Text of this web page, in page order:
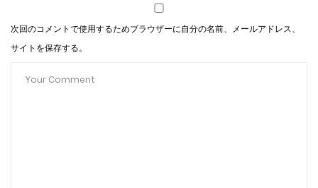
次回のコメントで使用するためブラウザーに自分の名前、メールアドレス、
サイトを保存する。